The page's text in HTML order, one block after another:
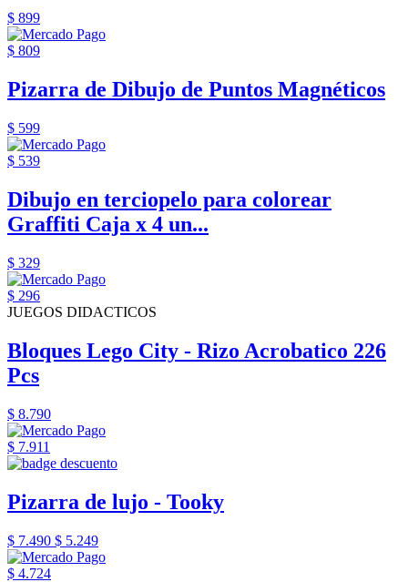
$ 899
$ 809
Pizarra de Dibujo de Puntos Magnéticos
$ 599
$ 539
Dibujo en terciopelo para colorear
Graffiti Caja x 4 un...
$ 329
$ 296
JUEGOS DIDACTICOS
Bloques Lego City - Rizo Acrobatico 226
Pcs
$ 8.790
$ 7.911
Pizarra de lujo - Tooky
$ 7.490 $ 5.249
$ 4.724